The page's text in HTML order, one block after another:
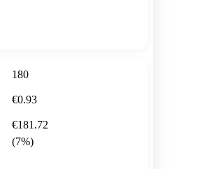
180
€0.93
€181.72
(7%)